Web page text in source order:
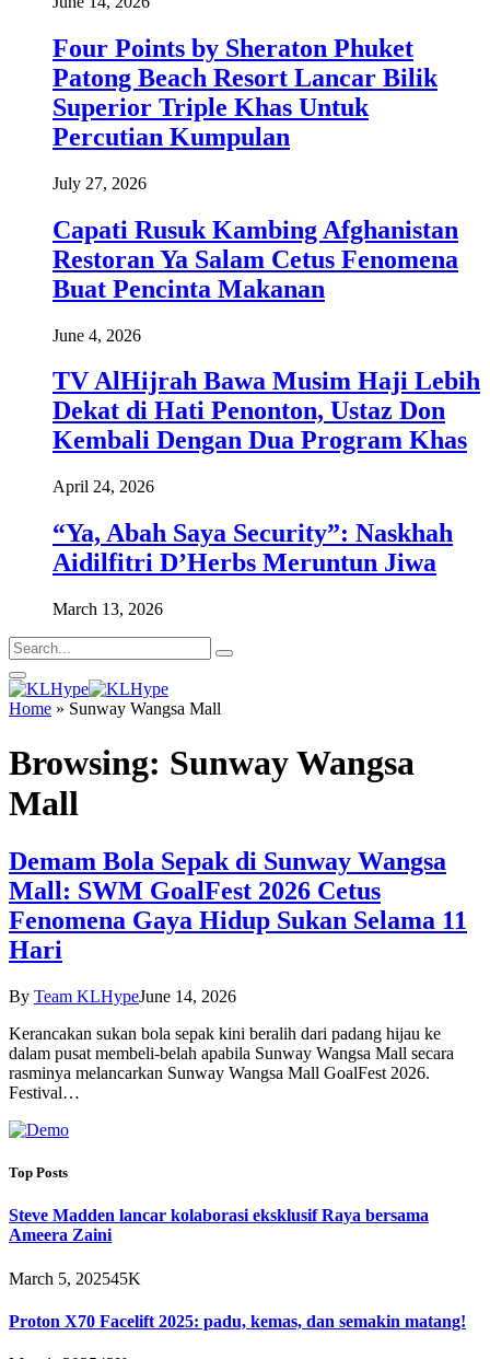
Four Points by Sheraton Phuket
Patong Beach Resort Lancar Bilik
Superior Triple Khas Untuk
Percutian Kumpulan
July 27, 2026
Capati Rusuk Kambing Afghanistan
Restoran Ya Salam Cetus Fenomena
Buat Pencinta Makanan
June 4, 2026
TV AlHijrah Bawa Musim Haji Lebih
Dekat di Hati Penonton, Ustaz Don
Kembali Dengan Dua Program Khas
April 24, 2026
“Ya, Abah Saya Security”: Naskhah
Aidilfitri D’Herbs Meruntun Jiwa
March 13, 2026
Home » Sunway Wangsa Mall
Browsing: Sunway Wangsa
Mall
Demam Bola Sepak di Sunway Wangsa
Mall: SWM GoalFest 2026 Cetus
Fenomena Gaya Hidup Sukan Selama 11
Hari
By Team KLHypeJune 14, 2026
Kerancakan sukan bola sepak kini beralih dari padang hijau ke
dalam pusat membeli-belah apabila Sunway Wangsa Mall secara
rasminya melancarkan Sunway Wangsa Mall GoalFest 2026.
Festival…
Top Posts
Steve Madden lancar kolaborasi eksklusif Raya bersama
Ameera Zaini
March 5, 202545K
Proton X70 Facelift 2025: padu, kemas, dan semakin matang!